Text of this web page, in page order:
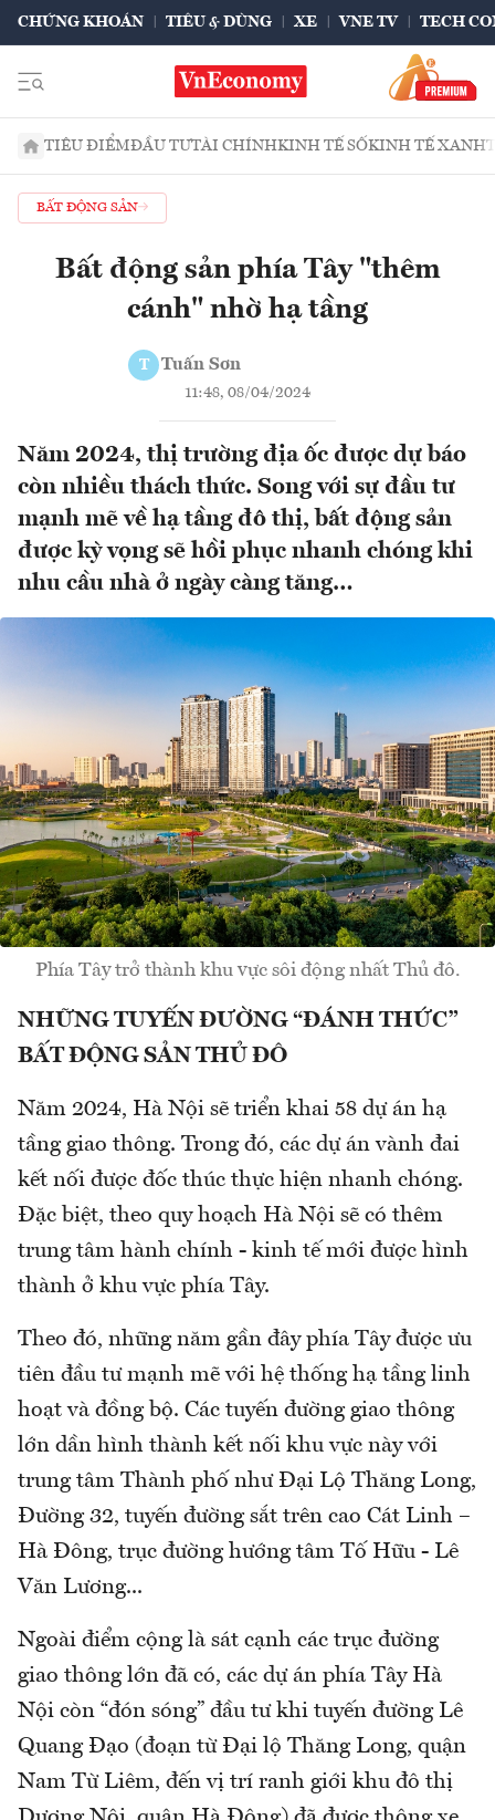
CHỨNG KHOÁN TIÊU & DÙNG XE VNE TV TECH
TIÊU ĐIỂMĐẦU TƯTÀI CHÍNHKINH TẾ SỐKINH TẾ XANH
BẤT ĐỘNG SẢN
Bất động sản phía Tây "thêm
cánh" nhờ hạ tầng
T Tuấn Sơn
11:48, 08/04/2024
Năm 2024, thị trường địa ốc được dự báo
còn nhiều thách thức. Song với sự đầu tư
mạnh mẽ về hạ tầng đô thị, bất động sản
được kỳ vọng sẽ hồi phục nhanh chóng khi
nhu cầu nhà ở ngày càng tăng…
Phía Tây trở thành khu vực sôi động nhất Thủ đô.
NHỮNG TUYẾN ĐƯỜNG “ĐÁNH THỨC”
BẤT ĐỘNG SẢN THỦ ĐÔ
Năm 2024, Hà Nội sẽ triển khai 58 dự án hạ
tầng giao thông. Trong đó, các dự án vành đai
kết nối được đốc thúc thực hiện nhanh chóng.
Đặc biệt, theo quy hoạch Hà Nội sẽ có thêm
trung tâm hành chính - kinh tế mới được hình
thành ở khu vực phía Tây.
Theo đó, những năm gần đây phía Tây được ưu
tiên đầu tư mạnh mẽ với hệ thống hạ tầng linh
hoạt và đồng bộ. Các tuyến đường giao thông
lớn dần hình thành kết nối khu vực này với
trung tâm Thành phố như Đại Lộ Thăng Long,
Đường 32, tuyến đường sắt trên cao Cát Linh –
Hà Đông, trục đường hướng tâm Tố Hữu - Lê
Văn Lương...
Ngoài điểm cộng là sát cạnh các trục đường
giao thông lớn đã có, các dự án phía Tây Hà
Nội còn “đón sóng” đầu tư khi tuyến đường Lê
Quang Đạo (đoạn từ Đại lộ Thăng Long, quận
Nam Từ Liêm, đến vị trí ranh giới khu đô thị